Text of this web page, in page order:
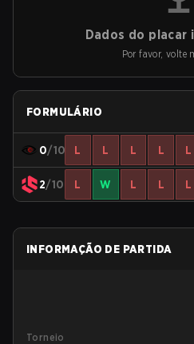
Dados do placar
Por favor, volte
FORMULÁRIO
0/10 L L L L L
2/10 L W L L L
INFORMAÇÃO DE PARTIDA
Torneio